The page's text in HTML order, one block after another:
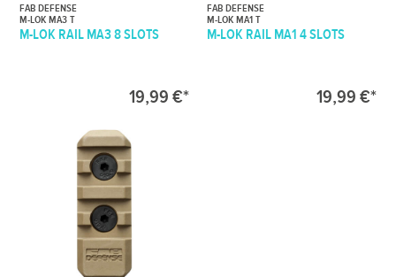
FAB DEFENSE
M-LOK MA3 T
M-LOK RAIL MA3 8 SLOTS
19,99 €*
FAB DEFENSE
M-LOK MA1 T
M-LOK RAIL MA1 4 SLOTS
19,99 €*